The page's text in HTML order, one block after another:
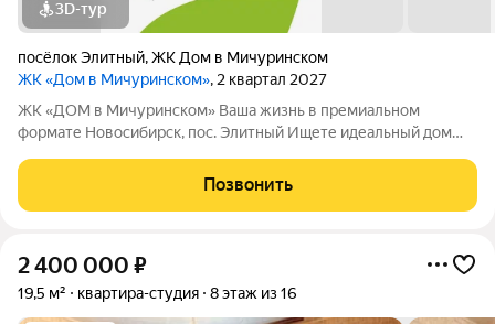
3D-тур
посёлок Элитный,ЖК Дом в Мичуринском
ЖК «Дом в Мичуринском», 2 квартал 2027
ЖК «ДОМ в Мичуринском» Ваша жизнь в премиальном
формате Новосибирск, пос. Элитный Ищете идеальный дом
Уютный посёлок Элитный. Зелёная, тихая и перспективная
локация с хорошей транспортной
Позвонить
2 400 000 ₽
19,5 м² квартира-студия 8 этаж из 16